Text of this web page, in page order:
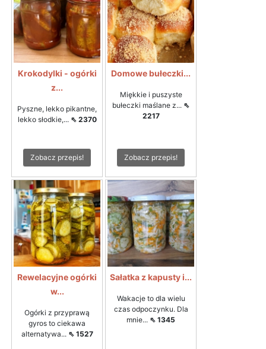
Krokodylki - ogórki
z...
Pyszne, lekko pikantne,
lekko słodkie,... ⇖ 2370
Zobacz przepis!
Domowe bułeczki...
Miękkie i puszyste
bułeczki maślane z... ⇖
2217
Zobacz przepis!
Rewelacyjne ogórki
w...
Ogórki z przyprawą
gyros to ciekawa
alternatywa... ⇖ 1527
Sałatka z kapusty i...
Wakacje to dla wielu
czas odpoczynku. Dla
mnie... ⇖ 1345